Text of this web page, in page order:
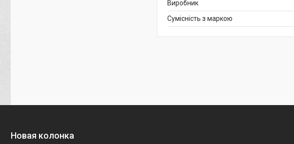
Виробник
Сумісність з маркою
Новая колонка